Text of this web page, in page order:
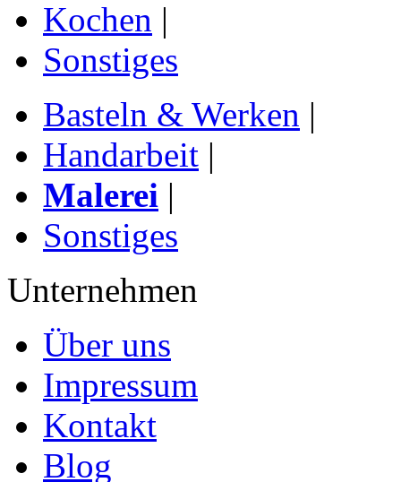
Kochen |
Sonstiges
Basteln & Werken |
Handarbeit |
Malerei |
Sonstiges
Unternehmen
Über uns
Impressum
Kontakt
Blog